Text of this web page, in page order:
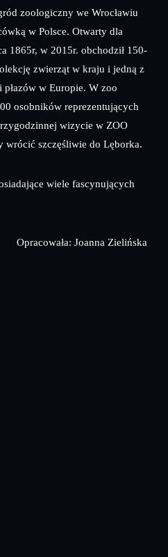
zoologiczny we Wrocławiu
w Polsce. Otwarty dla
1865r, w 2015r. obchodził 150-
zwierząt w kraju i jedną z
w Europie. W zoo
osobników reprezentujących
wizycie w ZOO
wrócić szczęśliwie do Lęborka.
wiele fascynujących
Opracowała: Joanna Zielińska